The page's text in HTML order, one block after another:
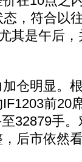
，符合以
其是午后
明显。
前20
32879手
后市依然